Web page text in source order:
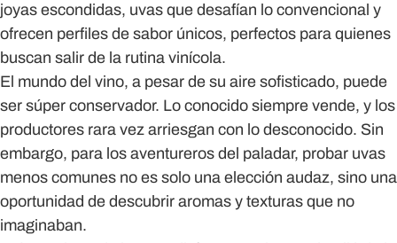
joyas escondidas, uvas que desafían lo convencional y
ofrecen perfiles de sabor únicos, perfectos para quienes
buscan salir de la rutina vinícola.
El mundo del vino, a pesar de su aire sofisticado, puede
ser súper conservador. Lo conocido siempre vende, y los
productores rara vez arriesgan con lo desconocido. Sin
embargo, para los aventureros del paladar, probar uvas
menos comunes no es solo una elección audaz, sino una
oportunidad de descubrir aromas y texturas que no
imaginaban.